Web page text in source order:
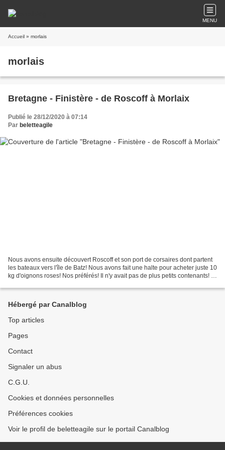
MENU
Accueil » morlais
morlais
Bretagne - Finistère - de Roscoff à Morlaix
Publié le 28/12/2020 à 07:14
Par beletteagile
Nous avons ensuite découvert Roscoff et son port de corsaires dont partent
les bateaux vers l'île de Batz! Nous avons fait une halte pour acheter juste 10
kg d'oignons roses! Nos préférés! Il n'y avait pas de plus petits contenants! ;)
Hébergé par Canalblog
Top articles
Pages
Contact
Signaler un abus
C.G.U.
Cookies et données personnelles
Préférences cookies
Voir le profil de beletteagile sur le portail Canalblog